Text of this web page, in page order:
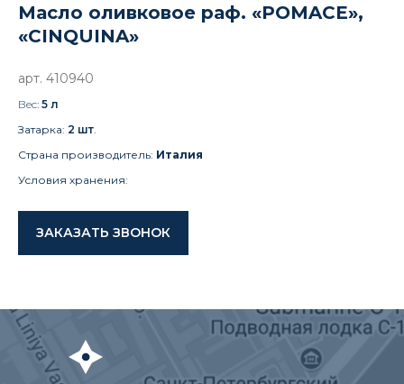
Масло оливковое раф. «POMACE»,
«CINQUINA»
арт. 410940
Вес: 5 л
Затарка: 2 шт
Страна производитель: Италия
Условия хранения:
ЗАКАЗАТЬ ЗВОНОК